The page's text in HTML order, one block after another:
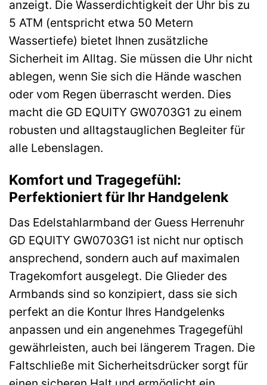
anzeigt. Die Wasserdichtigkeit der Uhr bis zu
5 ATM (entspricht etwa 50 Metern
Wassertiefe) bietet Ihnen zusätzliche
Sicherheit im Alltag. Sie müssen die Uhr nicht
ablegen, wenn Sie sich die Hände waschen
oder vom Regen überrascht werden. Dies
macht die GD EQUITY GW0703G1 zu einem
robusten und alltagstauglichen Begleiter für
alle Lebenslagen.
Komfort und Tragegefühl:
Perfektioniert für Ihr Handgelenk
Das Edelstahlarmband der Guess Herrenuhr
GD EQUITY GW0703G1 ist nicht nur optisch
ansprechend, sondern auch auf maximalen
Tragekomfort ausgelegt. Die Glieder des
Armbands sind so konzipiert, dass sie sich
perfekt an die Kontur Ihres Handgelenks
anpassen und ein angenehmes Tragegefühl
gewährleisten, auch bei längerem Tragen. Die
Faltschließe mit Sicherheitsdrücker sorgt für